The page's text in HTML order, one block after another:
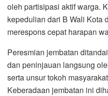
oleh partisipasi aktif warga.
kepedulian dari B Wali Kota
merespons cepat harapan
Peresmian jembatan
dan peninjauan langsung
serta unsur tokoh
Keberadaan jembatan ini